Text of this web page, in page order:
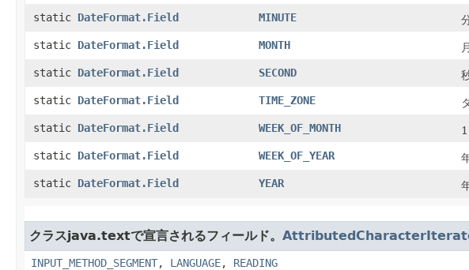
static DateFormat.Field MINUTE
static DateFormat.Field MONTH
static DateFormat.Field SECOND
static DateFormat.Field TIME_ZONE
static DateFormat.Field WEEK_OF_MONTH
static DateFormat.Field WEEK_OF_YEAR
static DateFormat.Field YEAR
クラスjava.textで宣言されるフィールド。
INPUT_METHOD_SEGMENT, LANGUAGE, READING